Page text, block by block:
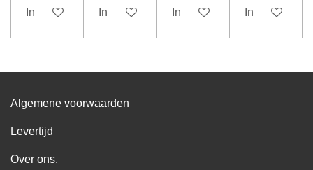
In winkelwagenIn winkelwagenIn winkelwagenIn
Algemene voorwaarden
Levertijd
Over ons.